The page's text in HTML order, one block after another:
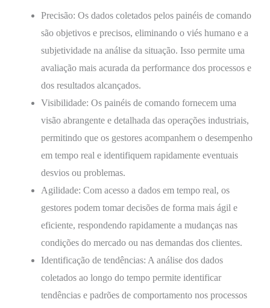
Precisão: Os dados coletados pelos painéis de comando
são objetivos e precisos, eliminando o viés humano e a
subjetividade na análise da situação. Isso permite uma
avaliação mais acurada da performance dos processos e
dos resultados alcançados.
Visibilidade: Os painéis de comando fornecem uma
visão abrangente e detalhada das operações industriais,
permitindo que os gestores acompanhem o desempenho
em tempo real e identifiquem rapidamente eventuais
desvios ou problemas.
Agilidade: Com acesso a dados em tempo real, os
gestores podem tomar decisões de forma mais ágil e
eficiente, respondendo rapidamente a mudanças nas
condições do mercado ou nas demandas dos clientes.
Identificação de tendências: A análise dos dados
coletados ao longo do tempo permite identificar
tendências e padrões de comportamento nos processos